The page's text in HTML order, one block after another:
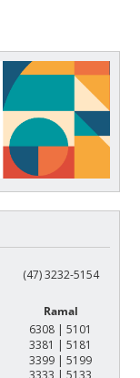
(47) 3232-5154
Ramal
6308 | 5101
3381 | 5181
3399 | 5199